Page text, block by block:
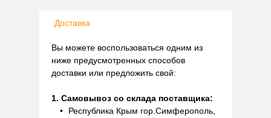
Доставка
Вы можете воспользоваться одним из
ниже предусмотренных способов
доставки или предложить свой:
1. Самовывоз со склада поставщика:
Республика Крым гор.Симферополь,